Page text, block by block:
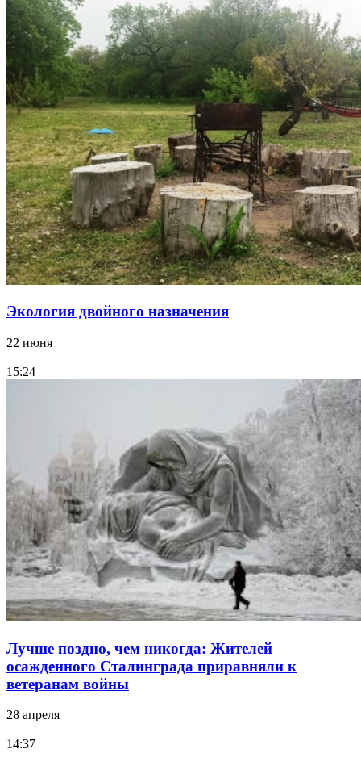
Экология двойного назначения
22 июня
15:24
Лучше поздно, чем никогда: Жителей
осажденного Сталинграда приравняли к
ветеранам войны
28 апреля
14:37